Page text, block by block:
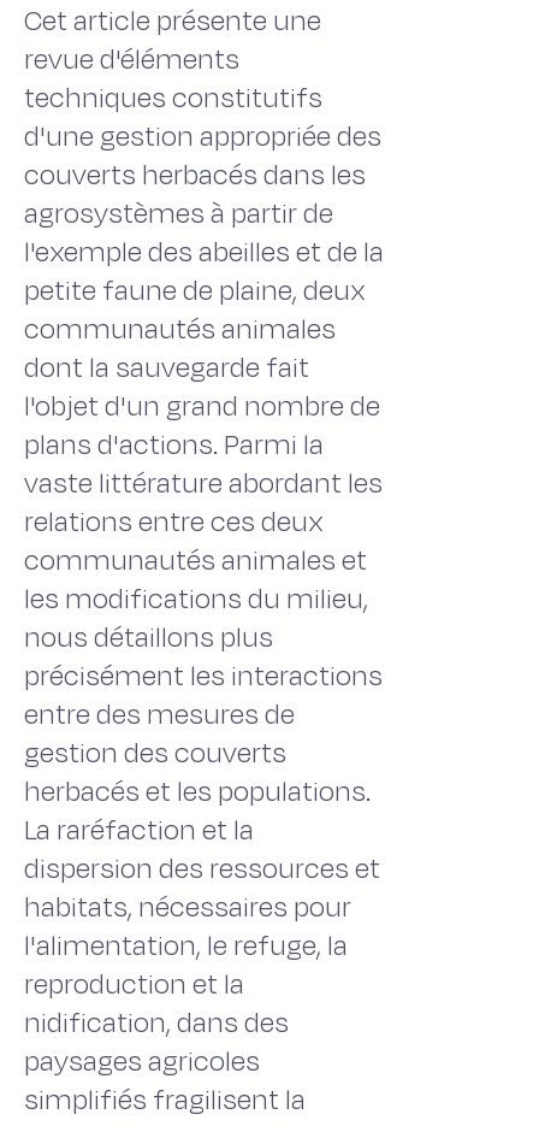
Cet article présente une
revue d'éléments
techniques constitutifs
d'une gestion appropriée des
couverts herbacés dans les
agrosystèmes à partir de
l'exemple des abeilles et de la
petite faune de plaine, deux
communautés animales
dont la sauvegarde fait
l'objet d'un grand nombre de
plans d'actions. Parmi la
vaste littérature abordant les
relations entre ces deux
communautés animales et
les modifications du milieu,
nous détaillons plus
précisément les interactions
entre des mesures de
gestion des couverts
herbacés et les populations.
La raréfaction et la
dispersion des ressources et
habitats, nécessaires pour
l'alimentation, le refuge, la
reproduction et la
nidification, dans des
paysages agricoles
simplifiés fragilisent la